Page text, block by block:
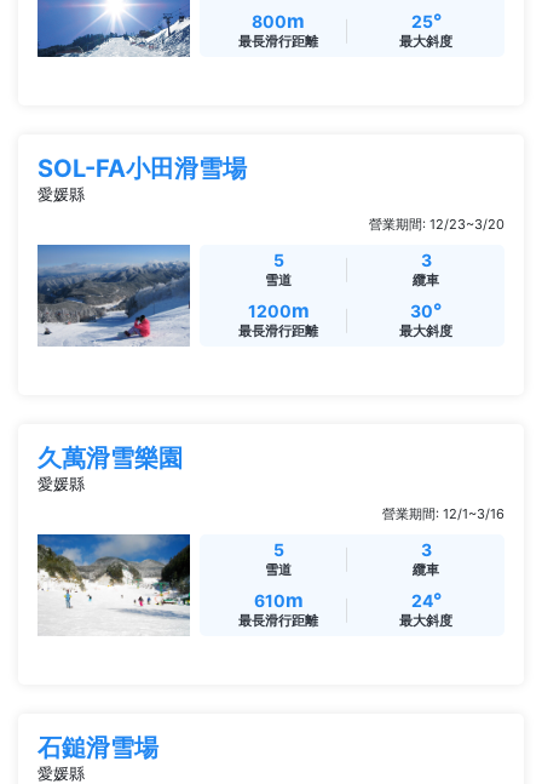
800m
最長滑行距離
25°
最大斜度
SOL-FA小田滑雪場
愛媛縣
營業期間: 12/23~3/20
5
雪道
3
纜車
1200m
最長滑行距離
30°
最大斜度
久萬滑雪樂園
愛媛縣
營業期間: 12/1~3/16
5
雪道
3
纜車
610m
最長滑行距離
24°
最大斜度
石鎚滑雪場
愛媛縣